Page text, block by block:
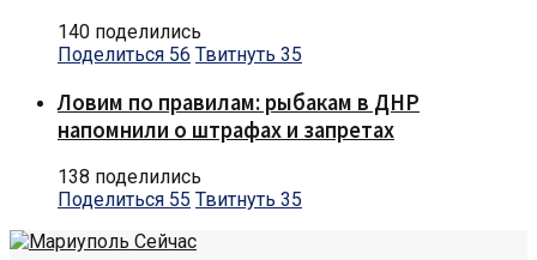
140 поделились
Поделиться 56 Твитнуть 35
Ловим по правилам: рыбакам в ДНР
напомнили о штрафах и запретах
138 поделились
Поделиться 55 Твитнуть 35